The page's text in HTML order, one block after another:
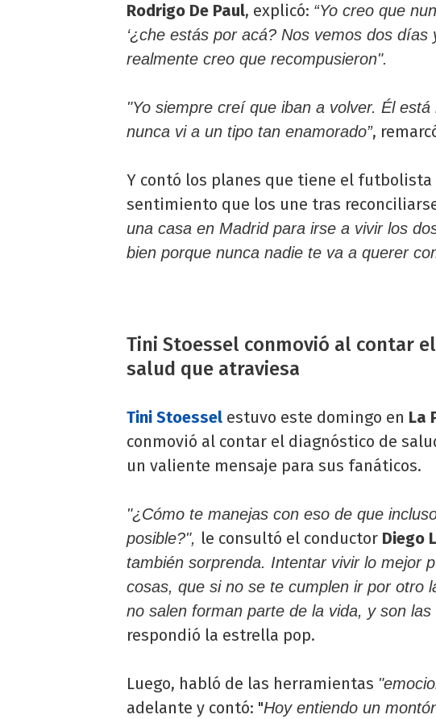
Rodrigo De Paul, explicó: “Yo creo que
‘¿che estás por acá? Nos vemos dos
realmente creo que recompusieron".
"Yo siempre creí que iban a volver. Él
nunca vi a un tipo tan enamorado”,
Y contó los planes que tiene el futbolista
sentimiento que los une tras
una casa en Madrid para irse a vivir los
bien porque nunca nadie te va a querer
Tini Stoessel conmovió al contar
salud que atraviesa
Tini Stoessel estuvo este domingo en La
conmovió al contar el diagnóstico de
un valiente mensaje para sus fanáticos.
"¿Cómo te manejas con eso de que
posible?", le consultó el conductor Diego
también sorprenda. Intentar vivir lo mejor
cosas, que si no se te cumplen ir por otro
no salen forman parte de la vida, y son las
respondió la estrella pop.
Luego, habló de las herramientas
adelante y contó: "Hoy entiendo un